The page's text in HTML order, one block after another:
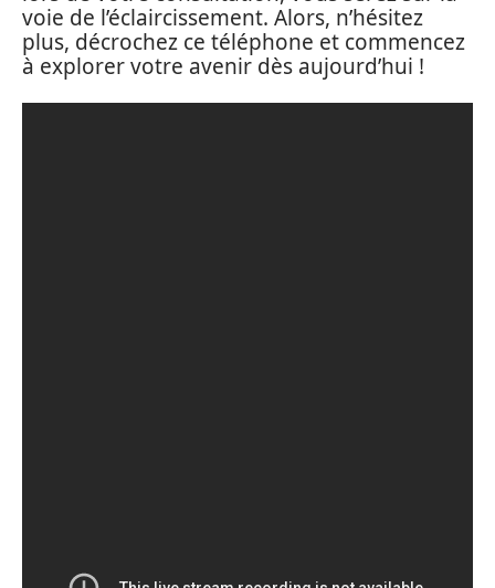
voie de l’éclaircissement. Alors, n’hésitez
plus, décrochez ce téléphone et commencez
à explorer votre avenir dès aujourd’hui !